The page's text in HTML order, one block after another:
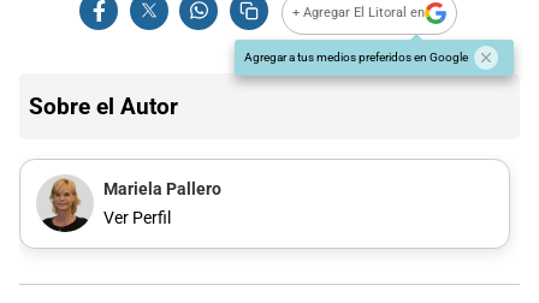
+ Agregar El Litoral en
Agregar a tus medios preferidos en Google
Sobre el Autor
Mariela Pallero
Ver Perfil